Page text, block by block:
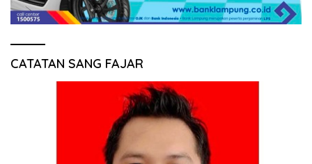
CATATAN SANG FAJAR